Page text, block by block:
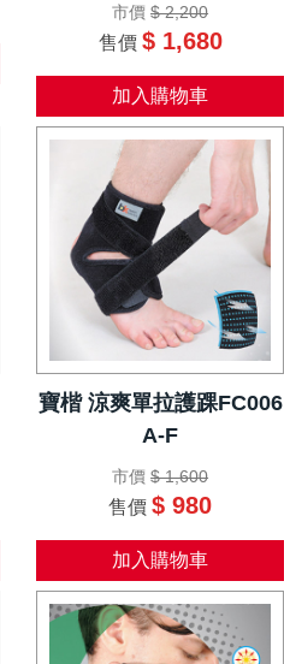
市價 $ 2,200
售價 $ 1,680
加入購物車
寶楷 涼爽單拉護踝FC006
A-F
市價 $ 1,600
售價 $ 980
加入購物車